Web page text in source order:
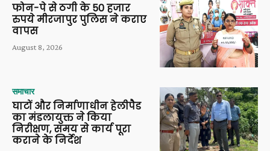
फोन-पे से ठगी के 50 हजार
रुपये मीरजापुर पुलिस ने कराए
वापस
August 8, 2026
समाचार
घाटों और निर्माणाधीन हेलीपैड
का मंडलायुक्त ने किया
निरीक्षण, समय से कार्य पूरा
कराने के निर्देश